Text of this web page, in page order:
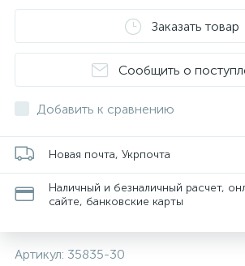
Заказать товар
Сообщить о
Добавить к сравнению
Новая почта, Укрпочта
Наличный и безналичный расчет,
сайте, банковские карты
Артикул: 35835-30